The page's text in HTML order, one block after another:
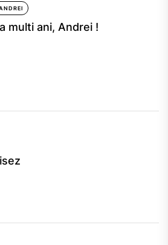
multi ani, Andrei !